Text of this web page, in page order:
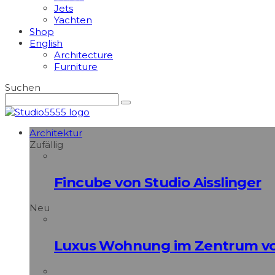
Jets
Yachten
Shop
English
Architecture
Furniture
Suchen
Architektur
Zufällig
Fincube von Studio Aisslinger
Neu
Luxus Wohnung im Zentrum